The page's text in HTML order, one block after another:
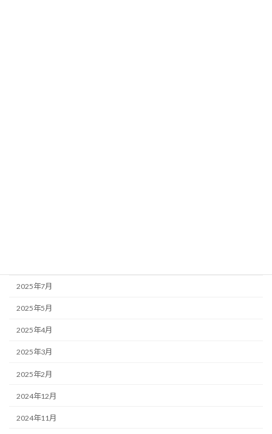
2025年7月
2025年5月
2025年4月
2025年3月
2025年2月
2024年12月
2024年11月